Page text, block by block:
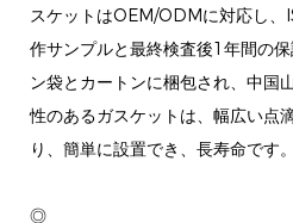
スケットはOEM/ODMに対応し、
作サンプルと最終検査後1年間の
ン袋とカートンに梱包され、中国
性のあるガスケットは、幅広い点
り、簡単に設置でき、長寿命です。
◎